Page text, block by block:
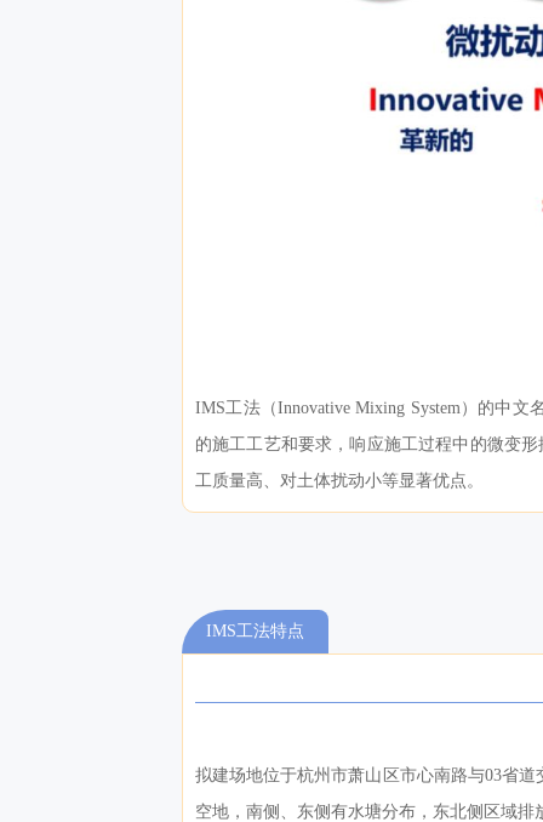
IMS工法（Innovative Mixing System）的中
的施工工艺和要求，响应施工过程中的微变
工质量高、对土体扰动小等显著优点。
IMS工法特点
拟建场地位于杭州市萧山区市心南路与03省
空地，南侧、东侧有水塘分布，东北侧区域